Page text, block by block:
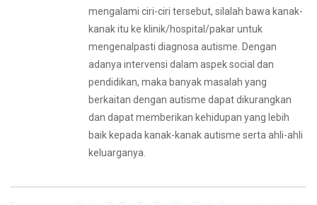
mengalami ciri-ciri tersebut, silalah bawa kanak-
kanak itu ke klinik/hospital/pakar untuk
mengenalpasti diagnosa autisme. Dengan
adanya intervensi dalam aspek social dan
pendidikan, maka banyak masalah yang
berkaitan dengan autisme dapat dikurangkan
dan dapat memberikan kehidupan yang lebih
baik kepada kanak-kanak autisme serta ahli-ahli
keluarganya.